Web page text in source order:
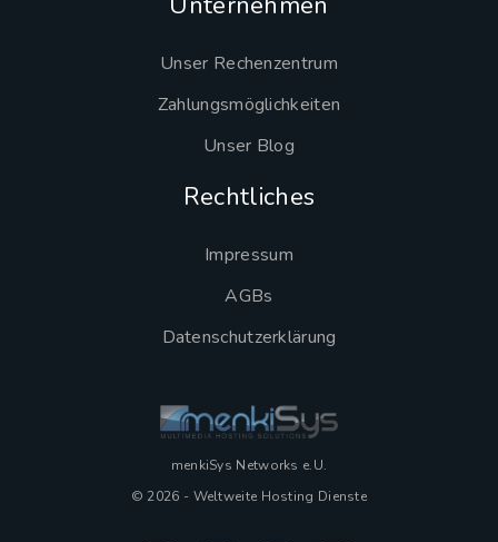
Unser Rechenzentrum
Zahlungsmöglichkeiten
Unser Blog
Rechtliches
Impressum
AGBs
Datenschutzerklärung
menkiSys Networks e.U.
© 2026 - Weltweite Hosting Dienste